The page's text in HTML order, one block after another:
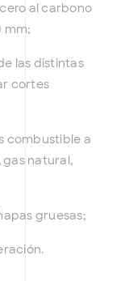
al carbono
mm;
las distintas
cortes
combustible a
natural,
gruesas;